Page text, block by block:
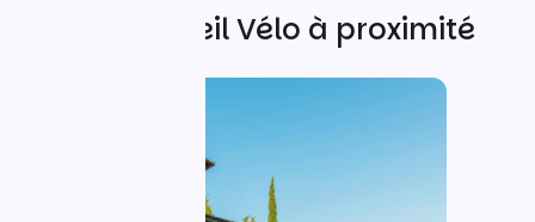
Autres Accueil Vélo à proximité